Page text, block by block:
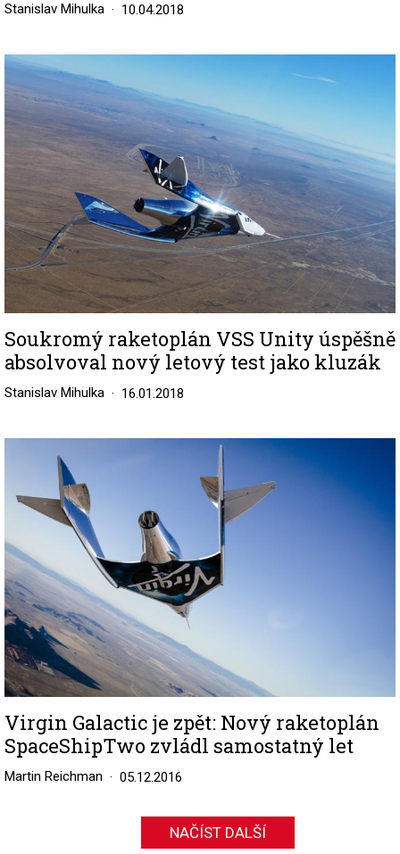
Stanislav Mihulka 10.04.2018
Image
Soukromý raketoplán VSS Unity úspěšně
absolvoval nový letový test jako kluzák
Stanislav Mihulka 16.01.2018
Virgin Galactic je zpět: Nový raketoplán
SpaceShipTwo zvládl samostatný let
Martin Reichman 05.12.2016
NAČÍST DALŠÍ